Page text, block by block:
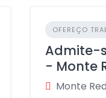
OFEREÇO
Admite-
- Monte
Monte